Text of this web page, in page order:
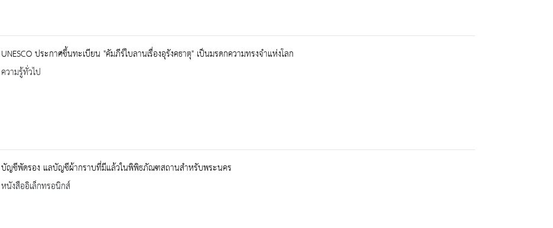
UNESCO ประกาศขึ้นทะเบียน "คัมภีร์ใบลานเรื่องอุรังคธาตุ" เป็นมรดกความทรงจำแห่งโลก
ความรู้ทั่วไป
บัญชีพัดรอง แลบัญชีผ้ากราบที่มีแล้วในพิพิธภัณฑสถานสำหรับพระนคร
หนังสืออิเล็กทรอนิกส์